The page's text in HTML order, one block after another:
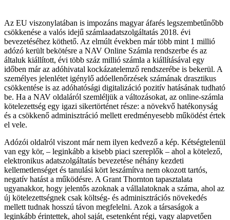
Az EU viszonylatában is impozáns magyar áfarés legszembetűnőbb
csökkenése a valós idejű számlaadatszolgáltatás 2018. évi
bevezetéséhez köthető. Az elmúlt években már több mint 1 millió
adózó került bekötésre a NAV Online Számla rendszerbe és az
általuk kiállított, évi több száz millió számla a kiállításával egy
időben már az adóhivatal kockázatelemző rendszerébe is bekerül. A
személyes jelenlétet igénylő adóellenőrzések számának drasztikus
csökkentése is az adóhatósági digitalizáció pozitív hatásának tudható
be. Ha a NAV oldaláról szemléljük a változásokat, az online-számla
kötelezettség egy igazi sikertörténet része: a növekvő hatékonyság
és a csökkenő adminisztráció mellett eredményesebb működést értek
el vele.
Adózói oldalról viszont már nem ilyen kedvező a kép. Kétségtelenül
van egy kör, – leginkább a kisebb piaci szereplők – ahol a kötelező,
elektronikus adatszolgáltatás bevezetése néhány kezdeti
kellemetlenséget és tanulási kört leszámítva nem okozott tartós,
negatív hatást a működésre. A Grant Thornton tapasztalata
ugyanakkor, hogy jelentős azoknak a vállalatoknak a száma, ahol az
új kötelezettségnek csak költség- és adminisztrációs növekedés
mellett tudnak hosszú távon megfelelni. Azok a társaságok a
leginkább érintettek, ahol saját, esetenként régi, vagy alapvetően